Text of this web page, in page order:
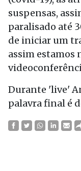
suspensas,
paralisado até
de iniciar um
assim
Durante 'live'
palavra final é